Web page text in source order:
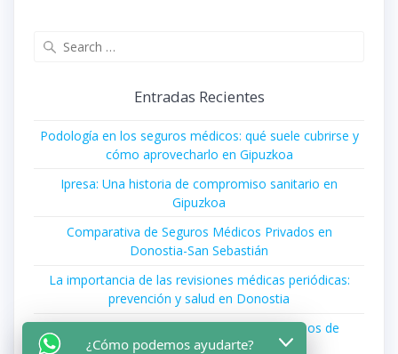
Entradas Recientes
Podología en los seguros médicos: qué suele cubrirse y
cómo aprovecharlo en Gipuzkoa
Ipresa: Una historia de compromiso sanitario en
Gipuzkoa
Comparativa de Seguros Médicos Privados en
Donostia-San Sebastián
La importancia de las revisiones médicas periódicas:
prevención y salud en Donostia
Cómo Recuperar el Equilibrio tras los Excesos de
Comida y Bebida
¿Cómo podemos ayudarte?